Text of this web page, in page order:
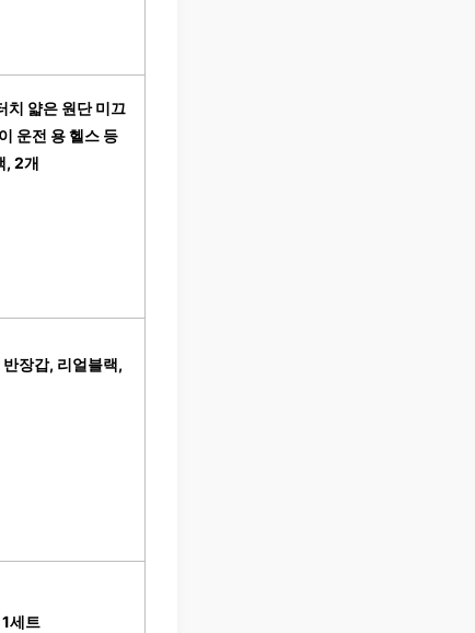
치 얇은 원단 미끄
운전 용 헬스 등
, 2개
장갑, 리얼블랙,
세트